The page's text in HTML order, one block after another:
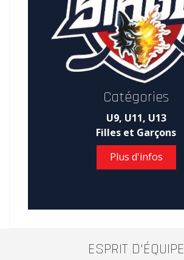
Catégories
U9, U11, U13
Filles et Garçons
Plus d'infos
ESPRIT D'ÉQUIPE